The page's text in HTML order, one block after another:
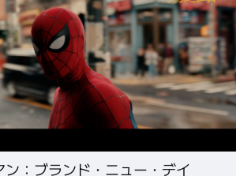
ン：ブランド・ニュー・デイ